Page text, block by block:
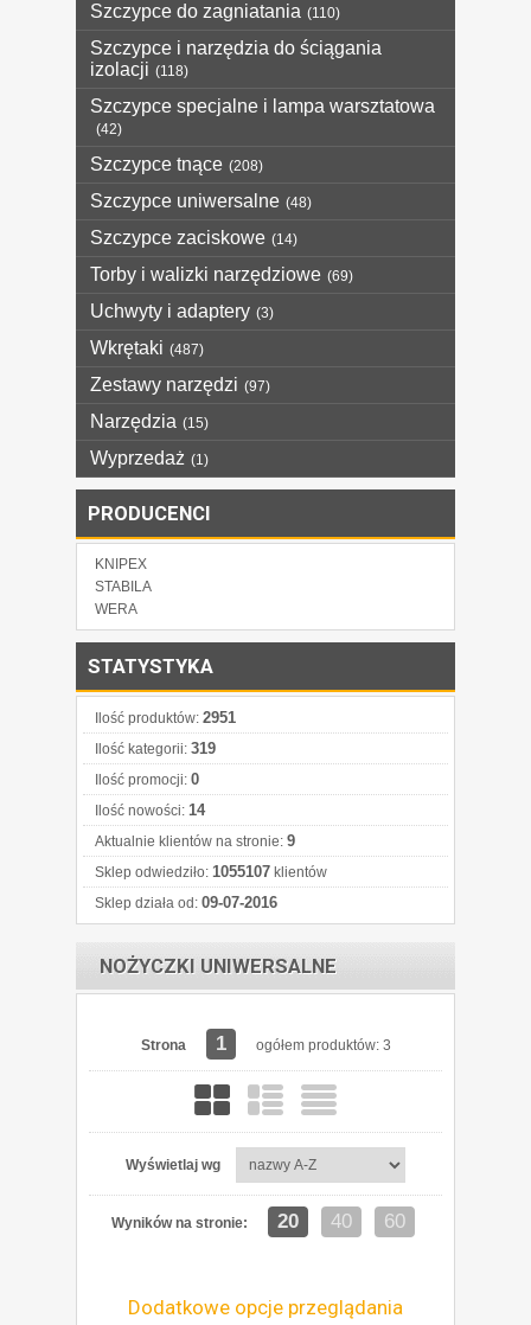
Szczypce do zagniatania (110)
Szczypce i narzędzia do ściągania
izolacji (118)
Szczypce specjalne i lampa warsztatowa
(42)
Szczypce tnące (208)
Szczypce uniwersalne (48)
Szczypce zaciskowe (14)
Torby i walizki narzędziowe (69)
Uchwyty i adaptery (3)
Wkrętaki (487)
Zestawy narzędzi (97)
Narzędzia (15)
Wyprzedaż (1)
PRODUCENCI
KNIPEX
STABILA
WERA
STATYSTYKA
Ilość produktów: 2951
Ilość kategorii: 319
Ilość promocji: 0
Ilość nowości: 14
Aktualnie klientów na stronie: 9
Sklep odwiedziło: 1055107 klientów
Sklep działa od: 09-07-2016
NOŻYCZKI UNIWERSALNE
Strona 1 ogółem produktów: 3
Wyświetlaj wg
Wyników na stronie: 20 40 60
Dodatkowe opcje przeglądania